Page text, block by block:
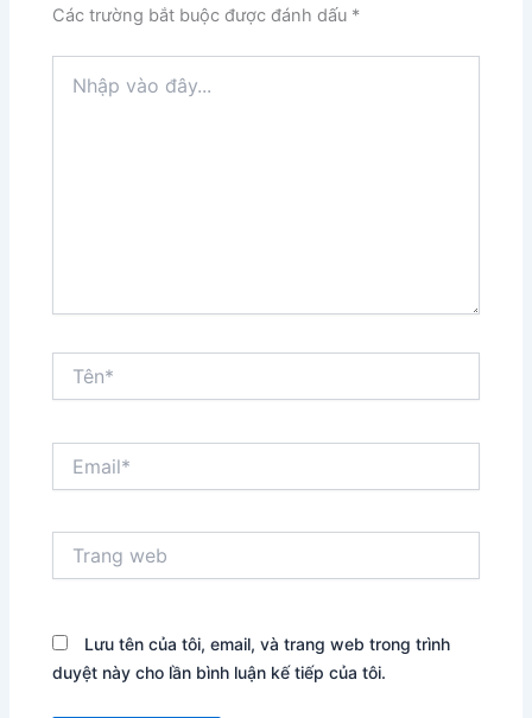
Các trường bắt buộc được đánh dấu *
vào
web
Lưu tên của tôi, email, và trang web trong trình
duyệt này cho lần bình luận kế tiếp của tôi.